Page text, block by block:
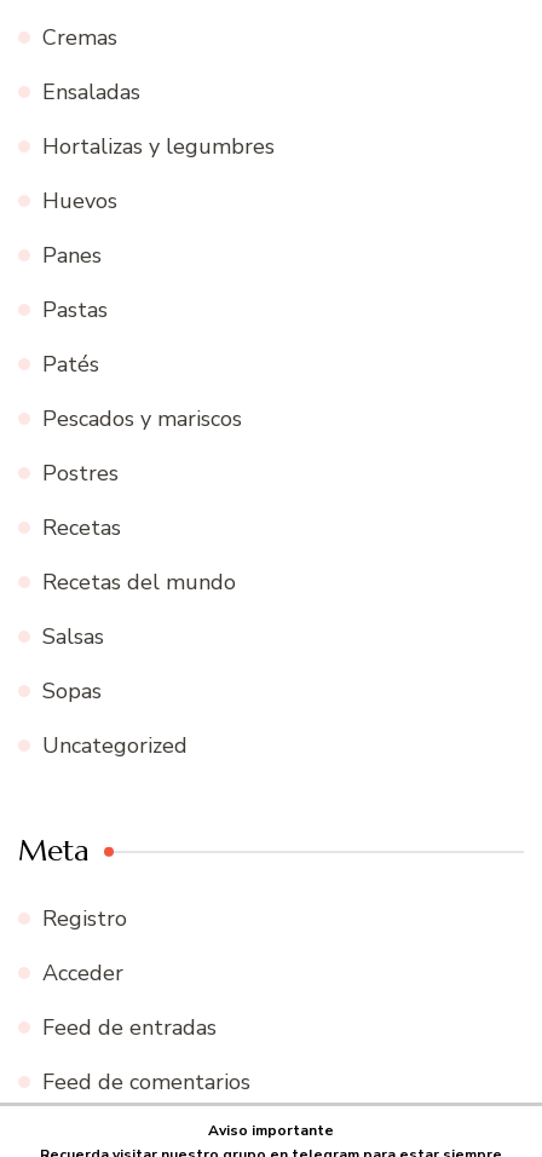
Cremas
Ensaladas
Hortalizas y legumbres
Huevos
Panes
Pastas
Patés
Pescados y mariscos
Postres
Recetas
Recetas del mundo
Salsas
Sopas
Uncategorized
Meta
Registro
Acceder
Feed de entradas
Feed de comentarios
Aviso importante